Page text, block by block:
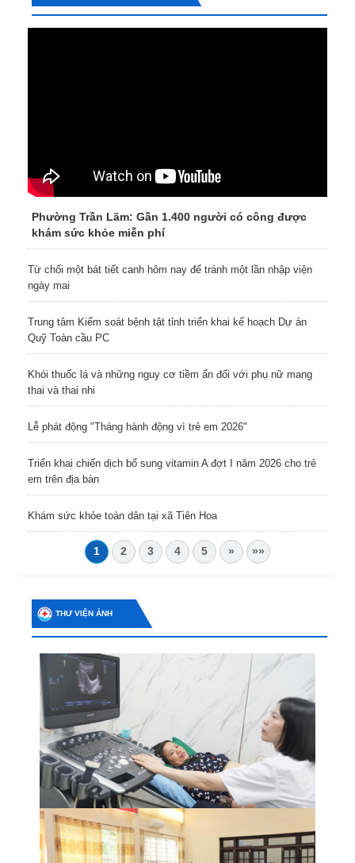
Phường Trần Lãm: Gần 1.400 người có công được
khám sức khỏe miễn phí
Từ chối một bát tiết canh hôm nay để tránh một lần nhập viện
ngày mai
Trung tâm Kiểm soát bệnh tật tỉnh triển khai kế hoạch Dự án
Quỹ Toàn cầu PC
Khói thuốc lá và những nguy cơ tiềm ẩn đối với phụ nữ mang
thai và thai nhi
Lễ phát động "Tháng hành động vì trẻ em 2026"
Triển khai chiến dịch bổ sung vitamin A đợt I năm 2026 cho trẻ
em trên địa bàn
Khám sức khỏe toàn dân tại xã Tiên Hoa
1 2 3 4 5 » »»
THƯ VIỆN ẢNH